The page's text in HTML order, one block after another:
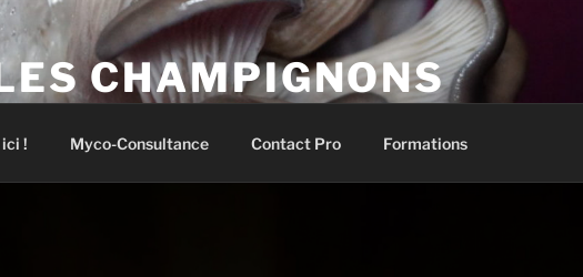
CHAMPIGNONS
! Myco-Consultance Contact Pro Formations
premiers champignons !